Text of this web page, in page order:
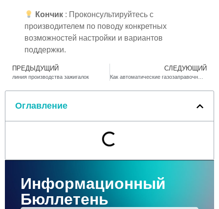
Кончик : Проконсультируйтесь с
производителем по поводу конкретных
возможностей настройки и вариантов
поддержки.
ПРЕДЫДУЩИЙ
линия производства зажигалок
СЛЕДУЮЩИЙ
Как автоматические газозаправочные машины революционизируют проблемы легкого производства
Оглавление
Информационный
Бюллетень